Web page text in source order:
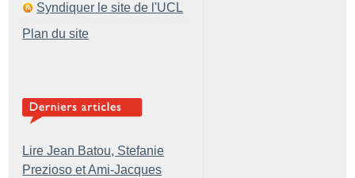
Syndiquer le site de l'UCL
Plan du site
Lire Jean Batou, Stefanie
Prezioso et Ami-Jacques